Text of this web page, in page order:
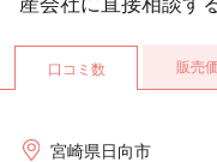
口コミ数 販売
宮崎県日向市